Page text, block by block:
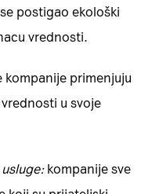
postigao ekološki
vrednosti.
kompanije primenjuju
u svoje
kompanije sve